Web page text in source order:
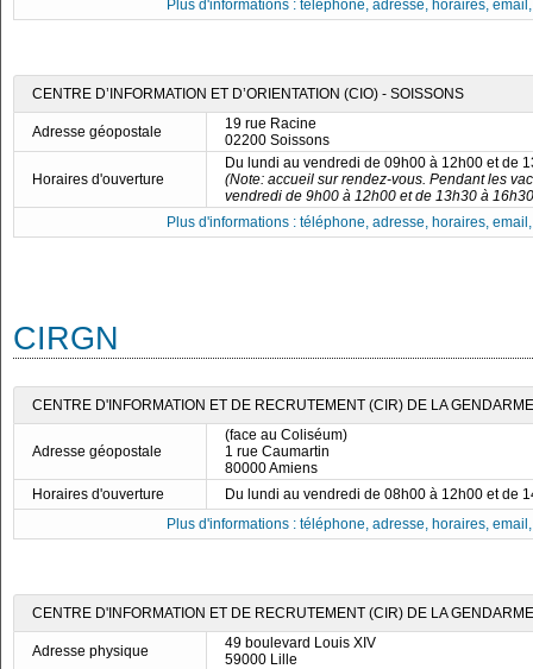
Plus d'informations : téléphone, adresse, horaires,
CENTRE D’INFORMATION ET D’ORIENTATION (CIO) - SOISSONS
Adresse géopostale
19 rue Racine
02200 Soissons
Horaires d'ouverture
Du lundi au vendredi de 09h00 à 12h00 et de
(Note: accueil sur rendez-vous. Pendant les
vendredi de 9h00 à 12h00 et de 13h30 à
Plus d'informations : téléphone, adresse, horaires,
CIRGN
CENTRE D'INFORMATION ET DE RECRUTEMENT (CIR) DE LA
Adresse géopostale
(face au Coliséum)
1 rue Caumartin
80000 Amiens
Horaires d'ouverture
Du lundi au vendredi de 08h00 à 12h00 et de
Plus d'informations : téléphone, adresse, horaires,
CENTRE D'INFORMATION ET DE RECRUTEMENT (CIR) DE LA
Adresse physique
49 boulevard Louis XIV
59000 Lille